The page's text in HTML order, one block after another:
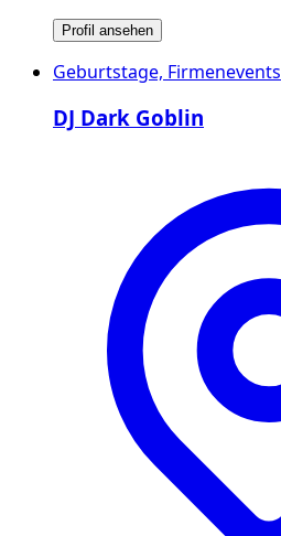
Profil ansehen
Geburtstage, Firmenevents
DJ Dark Goblin